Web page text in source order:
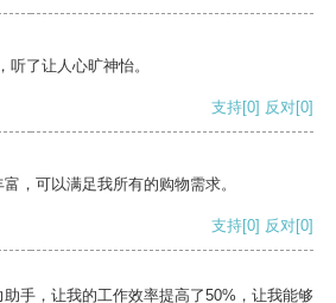
了让人心旷神怡。
支持[0] 反对[0]
，可以满足我所有的购物需求。
支持[0] 反对[0]
手，让我的工作效率提高了50%，让我能够